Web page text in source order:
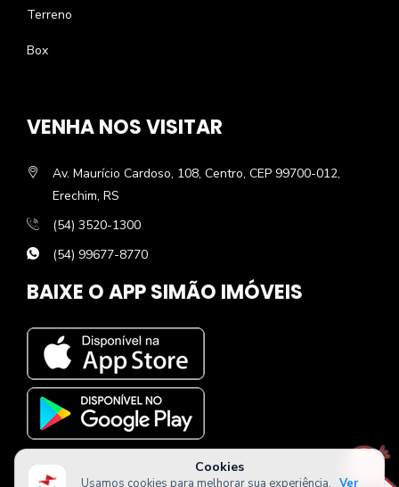
Cookies
Usamos cookies para melhorar sua experiência. Ver
Terreno
Box
VENHA NOS VISITAR
Av. Maurício Cardoso, 108, Centro, CEP 99700-012,
Erechim, RS
(54) 3520-1300
(54) 99677-8770
BAIXE O APP SIMÃO IMÓVEIS